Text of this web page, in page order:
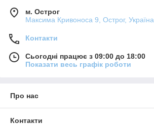
м. Острог
Максима Кривоноса 9, Острог, Україна
Контакти
Сьогодні працює з 09:00 до 18:00
Показати весь графік роботи
Про нас
Контакти